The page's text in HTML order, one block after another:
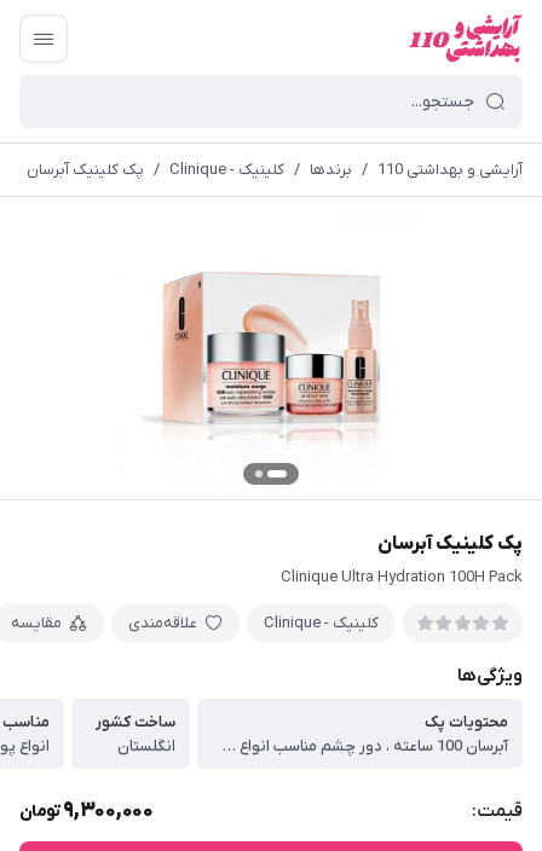
آرایشی و بهداشتی 110 / برندها / کلینیک - Clinique / پک کلینیک آبرسان
پک کلینیک آبرسان
Clinique Ultra Hydration 100H Pack
کلینیک - Clinique علاقه‌مندی مقایسه
ویژگی‌ها
محتویات پک
آبرسان 100 ساعته ، دور چشم مناسب انواع پوست و اسپری آبرسان پوست
ساخت کشور
انگلستان
مناسب
انواع
قیمت: 9,300,000تومان